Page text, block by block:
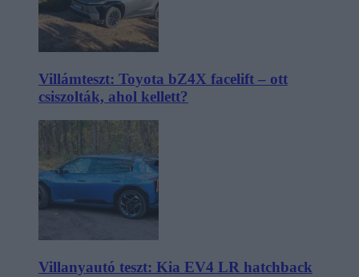
Villámteszt: Toyota bZ4X facelift – ott
csiszolták, ahol kellett?
Villanyautó teszt: Kia EV4 LR hatchback